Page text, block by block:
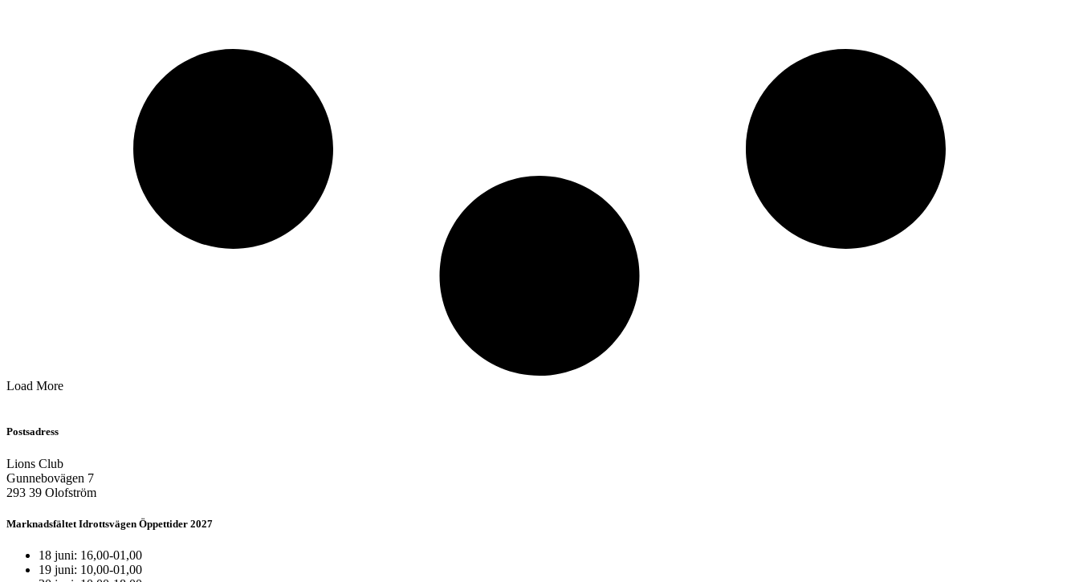
Load More
Postsadress
Lions Club
Gunnebovägen 7
293 39 Olofström
Marknadsfältet Idrottsvägen Öppettider 2027
18 juni: 16,00-01,00
19 juni: 10,00-01,00